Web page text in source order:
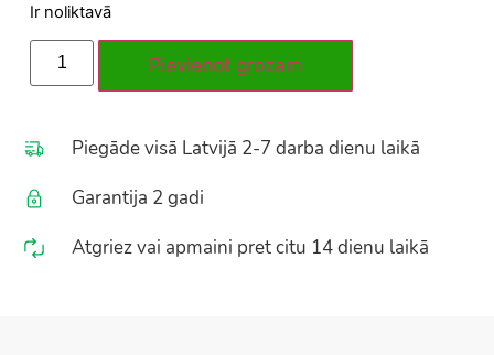
Ir noliktavā
Pievienot grozam
Piegāde visā Latvijā 2-7 darba dienu laikā
Garantija 2 gadi
Atgriez vai apmaini pret citu 14 dienu laikā